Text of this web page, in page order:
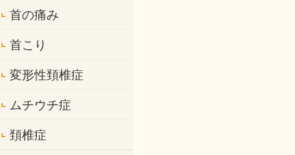
首の痛み
首こり
変形性頚椎症
ムチウチ症
頚椎症